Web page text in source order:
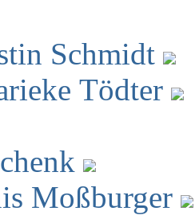
Schmidt
Tödter
Moßburger